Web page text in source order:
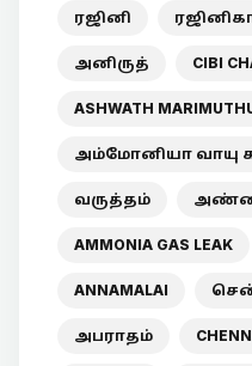
ரஜினி
அனிருத் CIBI
ASHWATH
அம்மோனியா வாயு
வருத்தம்
AMMONIA GAS LEAK
ANNAMALAI
அபராதம்